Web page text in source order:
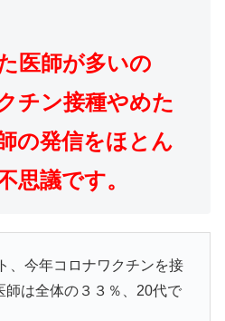
医師が多いの
チン接種やめた
の発信をほとん
思議です。
、今年コロナワクチンを接
師は全体の３３％、20代で